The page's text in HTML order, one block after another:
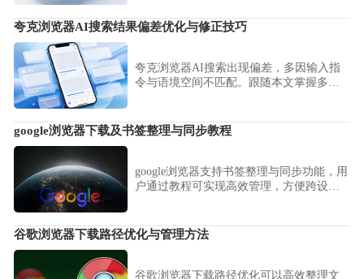
夸克浏览器AI搜索结果偏差优化与修正技巧
夸克浏览器AI搜索出现偏差，多因输入指
令与语境空间不匹配。跟随本文掌握多维
信息专业度。
google浏览器下载及书签整理与同步教程
google浏览器支持书签整理与同步功能，用
户通过教程可实现高效管理，方便跨设备
谷歌浏览器下载路径优化与管理方法
谷歌浏览器下载路径优化可以高效整理文